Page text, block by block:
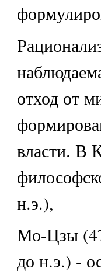
отход от
власти. В
н.э.),
Мо-Цзы
до н.э.) -